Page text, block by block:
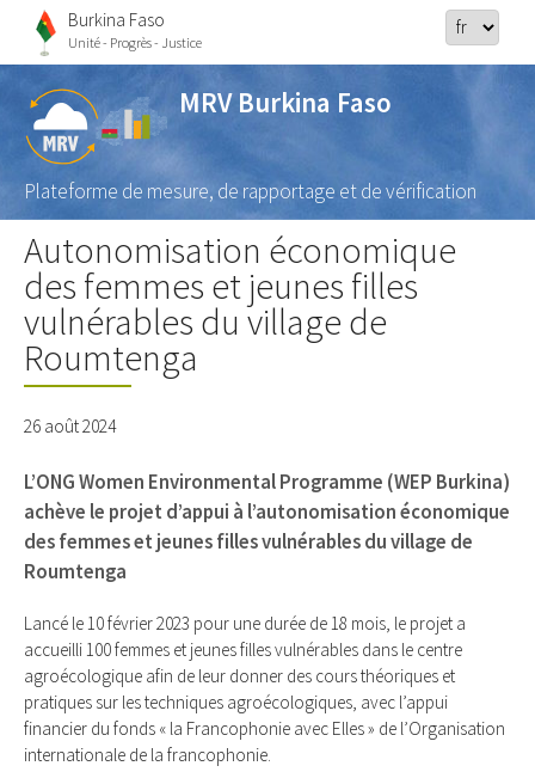
Burkina Faso
Unité - Progrès - Justice
MRV Burkina Faso
Plateforme de mesure, de rapportage et de vérification
Autonomisation économique
des femmes et jeunes filles
vulnérables du village de
Roumtenga
26 août 2024
L’ONG Women Environmental Programme (WEP Burkina)
achève le projet d’appui à l’autonomisation économique
des femmes et jeunes filles vulnérables du village de
Roumtenga
Lancé le 10 février 2023 pour une durée de 18 mois, le projet a
accueilli 100 femmes et jeunes filles vulnérables dans le centre
agroécologique afin de leur donner des cours théoriques et
pratiques sur les techniques agroécologiques, avec l’appui
financier du fonds « la Francophonie avec Elles » de l’Organisation
internationale de la francophonie.